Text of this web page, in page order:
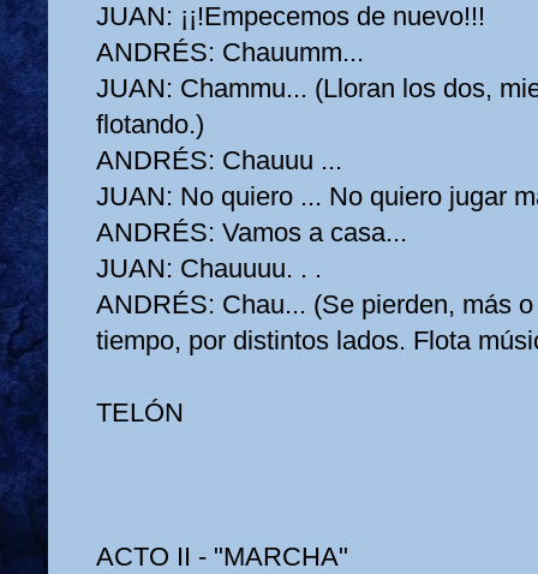
JUAN: ¡¡!Empecemos de nuevo!!!
ANDRÉS: Chauumm...
JUAN: Chammu... (Lloran los dos,
flotando.)
ANDRÉS: Chauuu ...
JUAN: No quiero ... No quiero jugar
ANDRÉS: Vamos a casa...
JUAN: Chauuuu. . .
ANDRÉS: Chau... (Se pierden, más
tiempo, por distintos lados. Flota
TELÓN
ACTO II ‑ "MARCHA"